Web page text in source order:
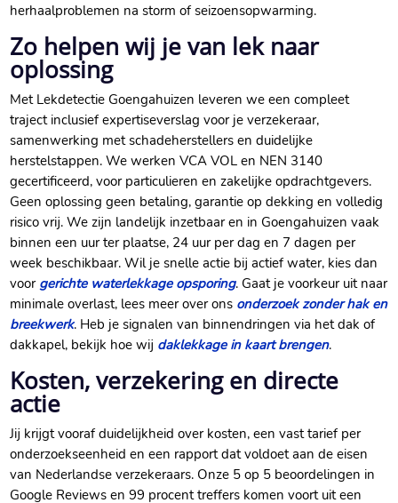
herhaalproblemen na storm of seizoensopwarming.​
Zo helpen wij je van lek naar
oplossing
Met Lekdetectie Goengahuizen leveren we een compleet
traject inclusief expertiseverslag voor je verzekeraar,
samenwerking met schadeherstellers en duidelijke
herstelstappen.​ We werken VCA VOL en NEN 3140
gecertificeerd, voor particulieren en zakelijke opdrachtgevers.​
Geen oplossing geen betaling, garantie op dekking en volledig
risico vrij.​ We zijn landelijk inzetbaar en in Goengahuizen vaak
binnen een uur ter plaatse, 24 uur per dag en 7 dagen per
week beschikbaar.​ Wil je snelle actie bij actief water, kies dan
voor gerichte waterlekkage opsporing.​ Gaat je voorkeur uit naar
minimale overlast, lees meer over ons onderzoek zonder hak en
breekwerk.​ Heb je signalen van binnendringen via het dak of
dakkapel, bekijk hoe wij daklekkage in kaart brengen.​
Kosten, verzekering en directe
actie
Jij krijgt vooraf duidelijkheid over kosten, een vast tarief per
onderzoekseenheid en een rapport dat voldoet aan de eisen
van Nederlandse verzekeraars.​ Onze 5 op 5 beoordelingen in
Google Reviews en 99 procent treffers komen voort uit een